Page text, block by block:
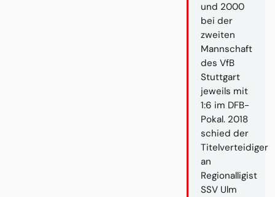
und 2000
bei der
zweiten
Mannschaft
des VfB
Stuttgart
jeweils mit
1:6 im DFB-
Pokal. 2018
schied der
Titelverteidiger
an
Regionalligist
SSV Ulm